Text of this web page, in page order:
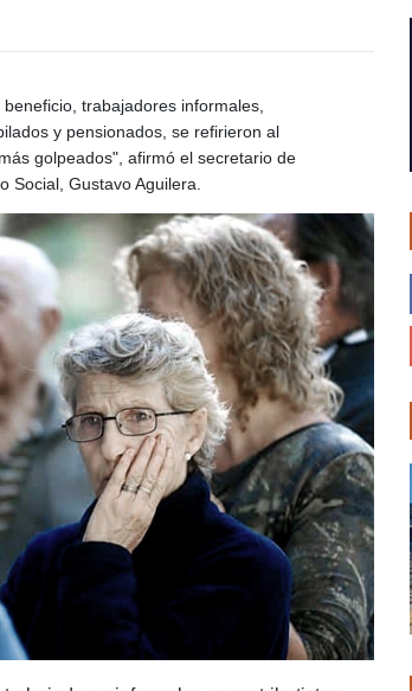
trabajadores informales,
y pensionados, se refirieron al
golpeados", afirmó el secretario de
Social, Gustavo Aguilera.